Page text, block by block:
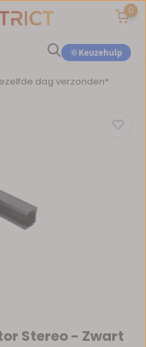
0
Keuzehulp
dag verzonden*
Stereo - Zwart